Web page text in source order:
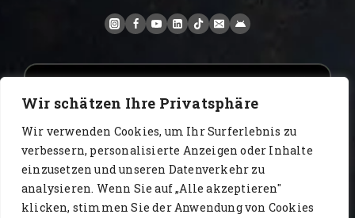
Wir schätzen Ihre Privatsphäre
Wir verwenden Cookies, um Ihr Surferlebnis zu
verbessern, personalisierte Anzeigen oder Inhalte
einzusetzen und unseren Datenverkehr zu
analysieren. Wenn Sie auf „Alle akzeptieren"
klicken, stimmen Sie der Anwendung von Cookies
www.AlbertoIT.com 2026 FoxKaffee Kaffeerösterei